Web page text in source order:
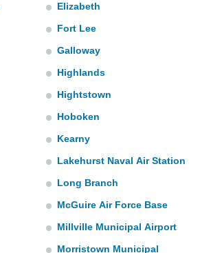
Elizabeth
Fort Lee
Galloway
Highlands
Hightstown
Hoboken
Kearny
Lakehurst Naval Air Station
Long Branch
McGuire Air Force Base
Millville Municipal Airport
Morristown Municipal